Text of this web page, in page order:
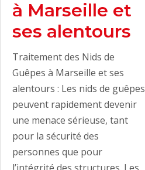
à Marseille et
ses alentours
Traitement des Nids de
Guêpes à Marseille et ses
alentours : Les nids de guêpes
peuvent rapidement devenir
une menace sérieuse, tant
pour la sécurité des
personnes que pour